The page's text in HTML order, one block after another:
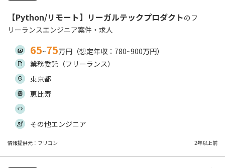
【Python/リモート】リーガルテックプロダクトのフ
リーランスエンジニア案件・求人
65~75万円（想定年収：780~900万円）
業務委託（フリーランス）
東京都
恵比寿
その他エンジニア
情報提供元：フリコン 2年以上前